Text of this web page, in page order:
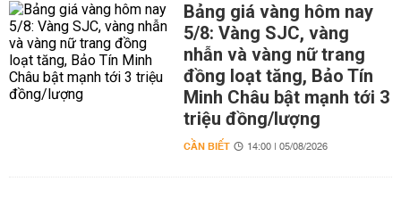
Bảng giá vàng hôm nay
5/8: Vàng SJC, vàng
nhẫn và vàng nữ trang
đồng loạt tăng, Bảo Tín
Minh Châu bật mạnh tới 3
triệu đồng/lượng
CẦN BIẾT 14:00 | 05/08/2026